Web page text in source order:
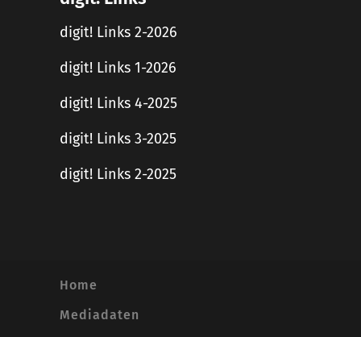
digit! Links 2-2026
digit! Links 1-2026
digit! Links 4-2025
digit! Links 3-2025
digit! Links 2-2025
Home
Mediadaten